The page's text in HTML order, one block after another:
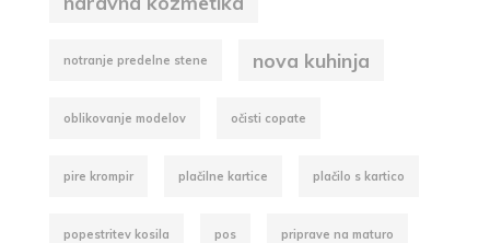
notranje predelne stene nova kuhinja
oblikovanje modelov očisti copate
pire krompir plačilne kartice plačilo s kartico
popestritev kosila pos priprave na maturo